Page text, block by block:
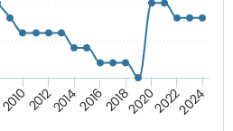
20102012201420162018202020222024